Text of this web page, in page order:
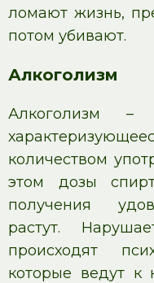
ломают жизнь,
потом убивают.
Алкоголизм
Алкоголизм –
количеством
этом дозы
получения
растут.
происходят
которые ведут к